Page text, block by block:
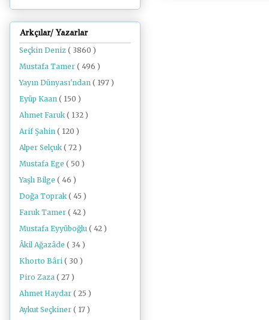
Arkçılar/ Yazarlar
Seçkin Deniz ( 3860 )
Mustafa Tamer ( 496 )
Yayın Dünyası'ndan ( 197 )
Eyüp Kaan ( 150 )
Ahmet Faruk ( 132 )
Arif Şahin ( 120 )
Alper Selçuk ( 72 )
Mustafa Ege ( 50 )
Yaşlı Bilge ( 46 )
Doğa Toprak ( 45 )
Faruk Tamer ( 42 )
Mustafa Eyyüboğlu ( 42 )
Âkil Ağazâde ( 34 )
Khorto Bâri ( 30 )
Piro Zaza ( 27 )
Ahmet Haydar ( 25 )
Aykut Seçkiner ( 17 )